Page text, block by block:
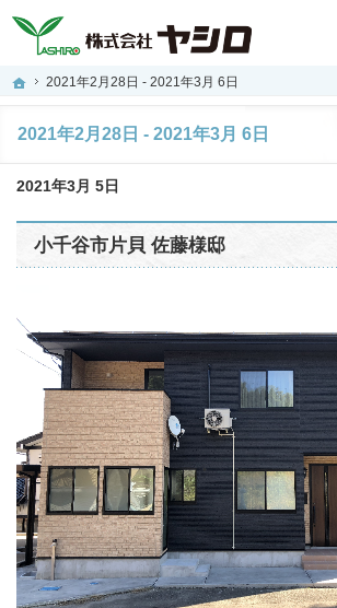
ホーム
2021年2月28日 - 2021年3月 6日
2021年2月28日 - 2021年3月 6日
プロの目線からご提案。新潟県長岡市・三条市・柏崎
新潟県長岡市・三条市・柏崎市の新築・注文住宅・新
2021年3月 5日
小千谷市片貝 佐藤様邸